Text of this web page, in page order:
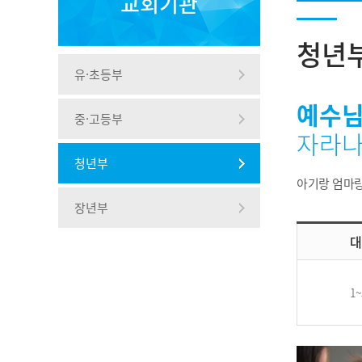
유·초등부
중·고등부
청년부
장년부
청년
예수
자라
아기랑 엄마